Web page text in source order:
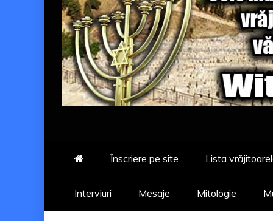
Înscriere pe site Lista
Interviuri Mesaje Mitologie